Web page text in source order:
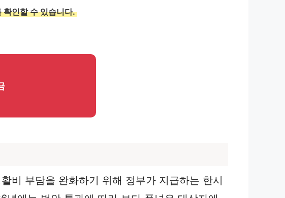
확인할 수 있습니다.
비 부담을 완화하기 위해 정부가 지급하는 한시